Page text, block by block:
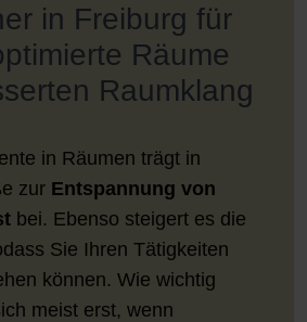
in Freiburg für
Räume
Raumklang
in Räumen trägt in
zur Entspannung von
bei. Ebenso steigert es die
Sie Ihren Tätigkeiten
können. Wie wichtig
meist erst, wenn